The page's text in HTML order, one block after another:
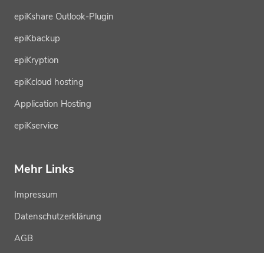
epiKshare Outlook-Plugin
epiKbackup
epiKryption
epiKcloud hosting
Application Hosting
epiKservice
Mehr Links
Impressum
Datenschutzerklärung
AGB